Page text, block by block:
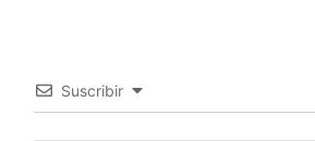
Suscribir